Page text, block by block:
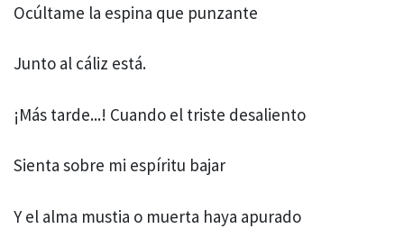
Ocúltame la espina que punzante
Junto al cáliz está.
¡Más tarde...! Cuando el triste desaliento
Sienta sobre mi espíritu bajar
Y el alma mustia o muerta haya apurado